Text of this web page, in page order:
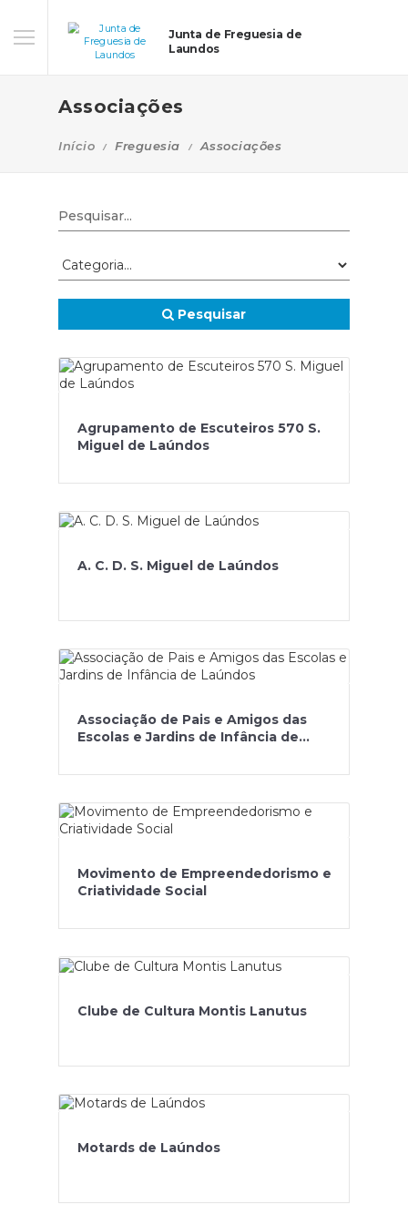
Junta de Freguesia de
Laundos
Associações
Início Freguesia Associações
Pesquisar
Agrupamento de Escuteiros 570 S.
Miguel de Laúndos
A. C. D. S. Miguel de Laúndos
Associação de Pais e Amigos das
Escolas e Jardins de Infância de
Movimento de Empreendedorismo e
Criatividade Social
Clube de Cultura Montis Lanutus
Motards de Laúndos